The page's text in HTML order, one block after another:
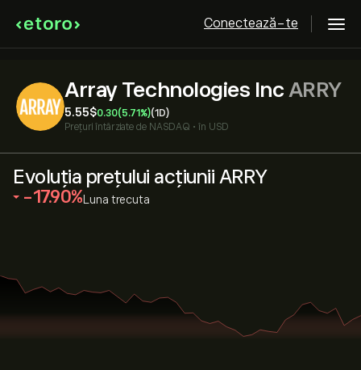
Conectează-te
Array Technologies Inc ARRY
5.55‎$‎0.30(5.71%)(1D)
Prețuri întârziate de NASDAQ • în USD
Evoluția prețului acțiunii ARRY
‎-17.90‎ Luna trecuta